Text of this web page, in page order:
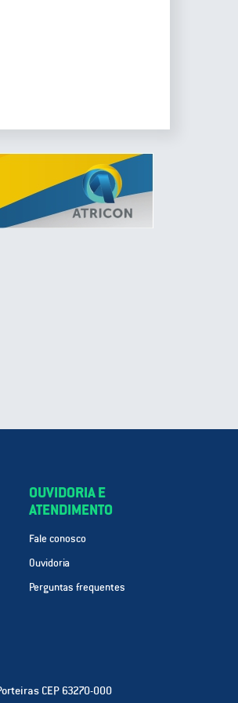
OUVIDORIA E
ATENDIMENTO
Fale conosco
Ouvidoria
Perguntas frequentes
CEP 63270-000